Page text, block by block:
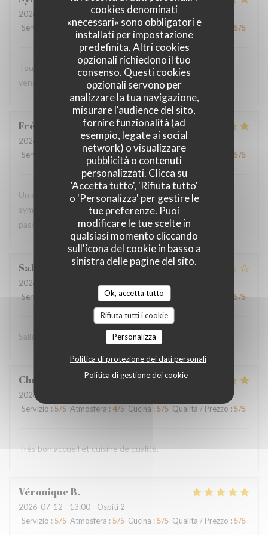
cookies denominati
«necessari» sono obbligatori e
installati per impostazione
predefinita. Altri cookies
opzionali richiedono il tuo
consenso. Questi cookies
opzionali servono per
analizzare la tua navigazione,
misurare l'audience del sito,
fornire funzionalità (ad
esempio, legate ai social
network) o visualizzare
pubblicità o contenuti
personalizzati. Clicca su
'Accetta tutto', 'Rifiuta tutto'
o 'Personalizza' per gestire le
tue preferenze. Puoi
modificare le tue scelte in
qualsiasi momento cliccando
sull'icona del cookie in basso a
sinistra delle pagine del sito.
Ok, accetta tutto
Rifiuta tutti i cookie
Personalizza
Politica di protezione dei dati personali
Politica di gestione dei cookie
2026-07-24
- 12:30 - Ospiti 2
Servizio
Atmosfera: 5/5 Cucina:5/5 Qualità / Prezzo 5/5
Toujours aussi délicieux comme à chaque fois que nous
venons.
Frédéric
2026-07-18
- 20:00 - Ospiti 2
Servizio
Atmosfera: 5/5 Cucina: 5/5 Qualità / Prezzo 5/5
Un accueil chaleureux, convivial. Une ambiance simple et
sympathique. Tous les ingrédients sont rassemblés pour
passer un agréable moment, une pause provençale.
Sabine
2026-07-18
Servizio
Atmosfera: 5 /5 Cucina:5/5 5/5
Salle pas assez climatisee ,
Christelle
2026-07-15
Servizio : 5/5 Atmosfera : 4/5 Cucina : 5/5 Qualità / Prezzo : 5/5
Très bon accueil et cuisine de qualité.
VéroniqueB
2026-07-12 - 13:00 - Ospiti 2
Servizio :5/5 Atmosfera :5/5 Cucina : 5/5 Qualità / Prezzo : 5/5